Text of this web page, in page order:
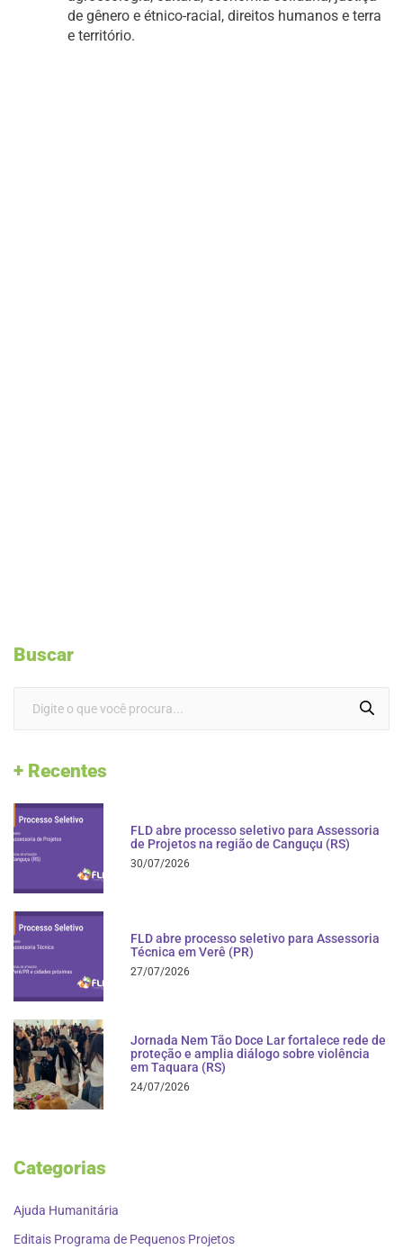
de gênero e étnico-racial, direitos humanos e terra
e território.
Buscar
+ Recentes
FLD abre processo seletivo para Assessoria
de Projetos na região de Canguçu (RS)
30/07/2026
FLD abre processo seletivo para Assessoria
Técnica em Verê (PR)
27/07/2026
Jornada Nem Tão Doce Lar fortalece rede de
proteção e amplia diálogo sobre violência
em Taquara (RS)
24/07/2026
Categorias
Ajuda Humanitária
Editais Programa de Pequenos Projetos